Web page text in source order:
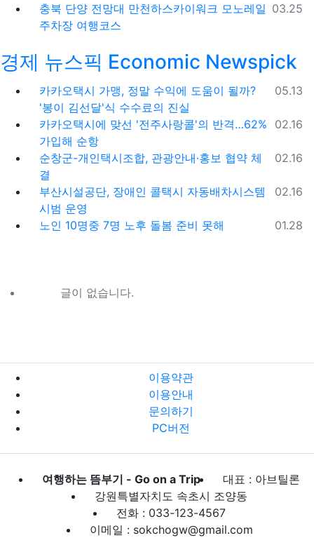
등록일
03.25
충북 단양 전망대 만천하스카이워크 모노레일
주차장 여행코스
경제 뉴스픽 Economic Newspick
등록일
05.13
카카오택시 가맹, 정말 수익에 도움이 될까?
'봉이 김선달'식 수수료의 진실
등록일
02.16
카카오택시에 맞선 '전주사랑콜'의 반격…62%
가입해 순항
등록일
02.16
순창군-개인택시조합, 관광안내·홍보 협약 체
결
등록일
02.16
부산시설공단, 장애인 콜택시 자동배차시스템
시범 운영
등록일
01.28
노인 10명중 7명 노후 돌봄 준비 못해
글이 없습니다.
이용약관
이용안내
문의하기
PC버전
여행하는 뜸부기 - Go on a Trip
대표 : 아브틸론
강원특별자치도 속초시 조양동
전화 : 033-123-4567
이메일 : sokchogw@gmail.com